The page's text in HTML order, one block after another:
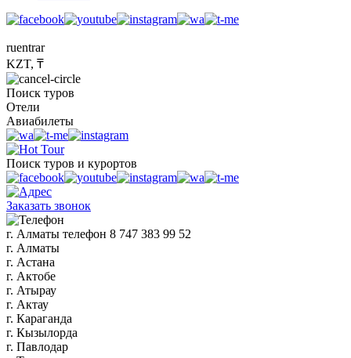
ruentrar
KZT, ₸
Поиск туров
Отели
Авиабилеты
Поиск туров и курортов
Заказать звонок
г. Алматы телефон 8 747 383 99 52
г. Алматы
г. Астана
г. Актобе
г. Атырау
г. Актау
г. Караганда
г. Кызылорда
г. Павлодар